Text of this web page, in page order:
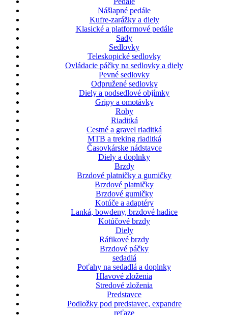
Nášlapné pedále
Kufre-zarážky a diely
Klasické a platformové pedále
Sady
Sedlovky
Teleskopické sedlovky
Ovládacie páčky na sedlovky a diely
Pevné sedlovky
Odpružené sedlovky
Diely a podsedlové objímky
Gripy a omotávky
Rohy
Riaditká
Cestné a gravel riaditká
MTB a treking riaditká
Časovkárske nádstavce
Diely a doplnky
Brzdy
Brzdové platničky a gumičky
Brzdové platničky
Brzdové gumičky
Kotúče a adaptéry
Lanká, bowdeny, brzdové hadice
Kotúčové brzdy
Diely
Ráfikové brzdy
Brzdové páčky
sedadlá
Poťahy na sedadlá a doplnky
Hlavové zloženia
Stredové zloženia
Predstavce
Podložky pod predstavec, expandre
reťaze